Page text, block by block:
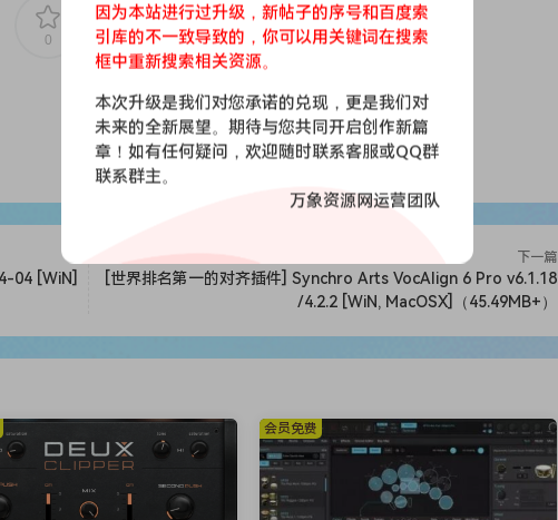
处理工具，插件如 Unmixdrums，能够消除或突出鼓和打击乐声
非常适合消除应用的过滤器和清洁声音，所有这些都是可能的药
许您实时处理混合信号中单个声音的音高的插件。它允许您通
程图形用户界面创建音高图来更改任何录音的旋律和和声，并
你在任何通道数的混合信号（包括单声道源）中衰减或增强混
关键功能，或将它们移动到背景，从而减弱或增强明显不太重
应图形均衡器。
称为水下声音、推特或推特），纠正瞬态擦除并恢复丢失的高
中实时衰减或增强鼓的音频插件。UNMIX：:D RUMS 在后台使
0 0
04 [WiN]
下一篇
[世界排名第一的对齐插件] Synchro Arts VocAlign 6 Pro v6.1.18
/4.2.2 [WiN, MacOSX]（45.49MB+）
会员免费
因为本站进行过升级，新帖子的序号和百度索
引库的不一致导致的，你可以用关键词在搜索
框中重新搜索相关资源。
本次升级是我们对您承诺的兑现，更是我们对
未来的全新展望。期待与您共同开启创作新篇
章！如有任何疑问，欢迎随时联系客服或QQ群
联系群主。
万象资源网运营团队